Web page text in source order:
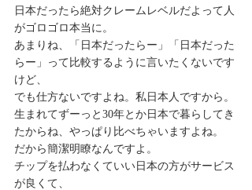
日本だったら絶対クレームレベルだよって人
がゴロゴロ本当に。
あまりね、「日本だったらー」「日本だった
らー」って比較するように言いたくないです
けど、
でも仕方ないですよね。私日本人ですから。
生まれてずーっと30年とか日本で暮らしてき
たからね、やっぱり比べちゃいますよね。
だから簡潔明瞭なんですよ。
チップを払わなくていい日本の方がサービス
が良くて、